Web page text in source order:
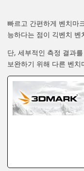
빠르고 간편하게 벤치마
능하다는 점이 긱벤치
단, 세부적인 측정 결과
보완하기 위해 다른 벤